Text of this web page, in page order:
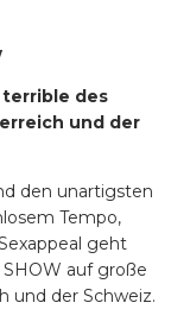
terrible des
und der
den unartigsten
Tempo,
geht
SHOW auf große
und der Schweiz.